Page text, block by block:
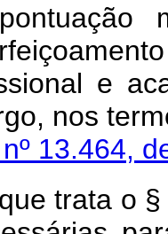
e
cargo,
13.464,
trata o §